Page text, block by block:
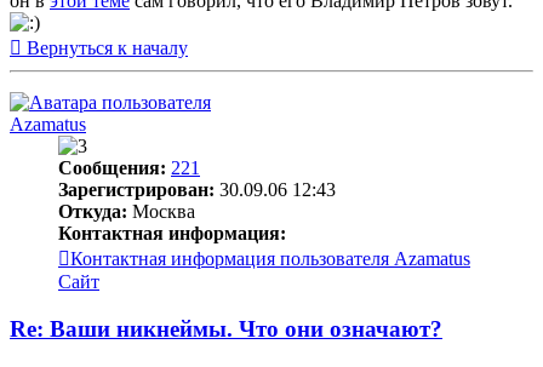
Вернуться к началу
Azamatus
Сообщения: 221
Зарегистрирован: 30.09.06 12:43
Откуда: Москва
Контактная информация:
Контактная информация пользователя Azamatus
Сайт
Re: Ваши никнеймы. Что они означают?